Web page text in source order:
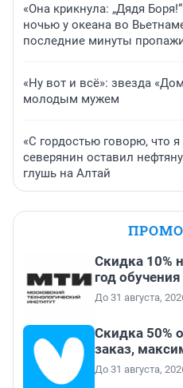
«Она крикнула: „Дядя
ночью у океана во
последние минуты
«Ну вот и всё»: звезда
молодым мужем
«С гордостью говорю, что
северянин оставил
глушь на Алтай
Скидка 10%
год обучения
До 31 августа,
Скидка 50%
заказ,
До 31 августа,